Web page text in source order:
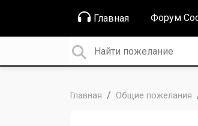
Главная Форум
Главная Общие пожелания